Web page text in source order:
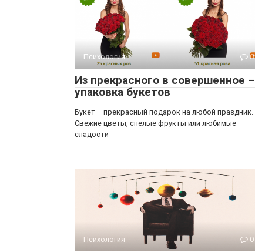
Психология 0
Из прекрасного в совершенное –
упаковка букетов
Букет – прекрасный подарок на любой праздник.
Свежие цветы, спелые фрукты или любимые
сладости
Психология 0